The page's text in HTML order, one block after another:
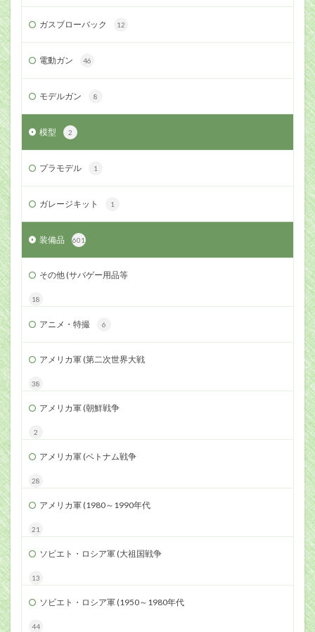
ガスブローバック 12
電動ガン 46
モデルガン 8
模型 2
プラモデル 1
ガレージキット 1
装備品 601
その他 (サバゲー用品等
18
アニメ・特撮 6
アメリカ軍 (第二次世界大戦
38
アメリカ軍 (朝鮮戦争
2
アメリカ軍 (ベトナム戦争
28
アメリカ軍 (1980～1990年代
21
ソビエト・ロシア軍 (大祖国戦争
13
ソビエト・ロシア軍 (1950～1980年代
44